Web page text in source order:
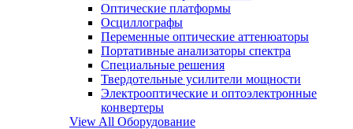
Оптические платформы
Осциллографы
Переменные оптические аттенюаторы
Портативные анализаторы спектра
Специальные решения
Твердотельные усилители мощности
Электрооптические и оптоэлектронные
конвертеры
View All Оборудование